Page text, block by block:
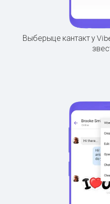
Выберыце кантакт у